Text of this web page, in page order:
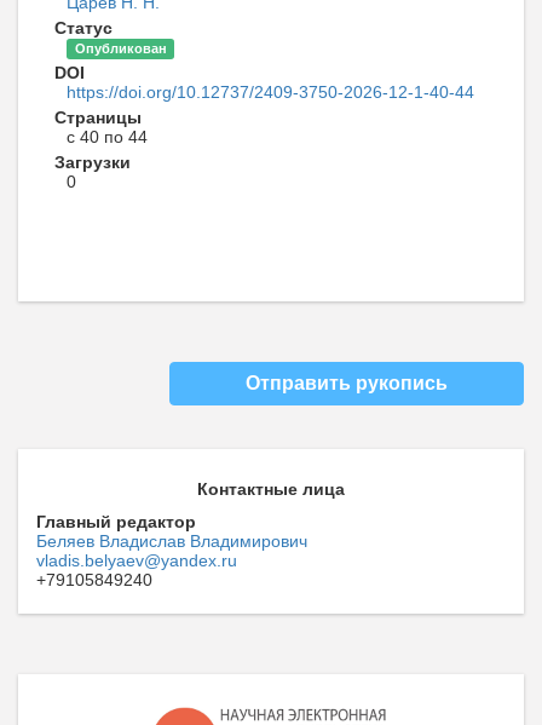
Статус
Опубликован
DOI
https://doi.org/10.12737/2409-3750-2026-12-1-40-44
Страницы
с 40 по 44
Загрузки
0
Отправить рукопись
Контактные лица
Главный редактор
Беляев Владислав Владимирович
vladis.belyaev@yandex.ru
+79105849240